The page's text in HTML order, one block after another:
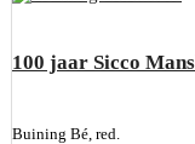
100 jaar Sicco
Buining Bé, red.